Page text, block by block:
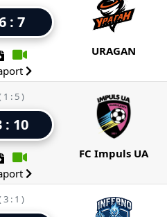
: 7
URAGAN
1 : 5 )
: 10
FC Impuls UA
3 : 1 )